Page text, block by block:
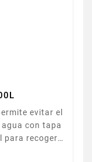
evitar el
con tapa
para recoger
rectangular